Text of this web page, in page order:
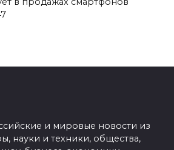
и мировые новости из
науки и техники, общества,